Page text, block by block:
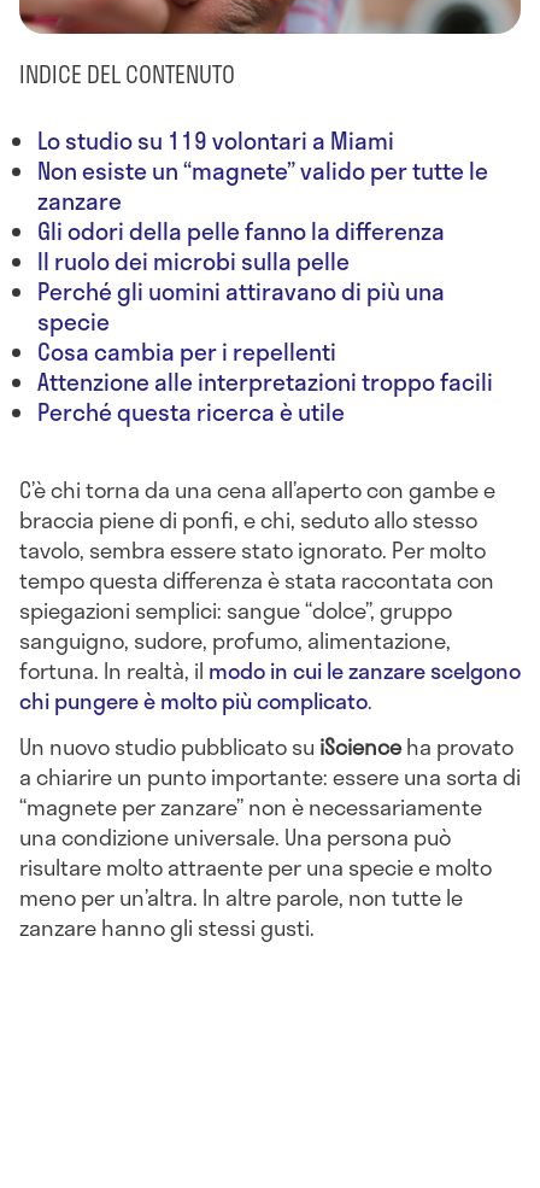
INDICE DEL CONTENUTO
Lo studio su 119 volontari a Miami
Non esiste un “magnete” valido per tutte le
zanzare
Gli odori della pelle fanno la differenza
Il ruolo dei microbi sulla pelle
Perché gli uomini attiravano di più una
specie
Cosa cambia per i repellenti
Attenzione alle interpretazioni troppo facili
Perché questa ricerca è utile
C’è chi torna da una cena all’aperto con gambe e
braccia piene di ponfi, e chi, seduto allo stesso
tavolo, sembra essere stato ignorato. Per molto
tempo questa differenza è stata raccontata con
spiegazioni semplici: sangue “dolce”, gruppo
sanguigno, sudore, profumo, alimentazione,
fortuna. In realtà, il modo in cui le zanzare scelgono
chi pungere è molto più complicato.
Un nuovo studio pubblicato su iScienceha provato
a chiarire un punto importante: essere una sorta di
“magnete per zanzare” non è necessariamente
una condizione universale. Una persona può
risultare molto attraente per una specie e molto
meno per un’altra. In altre parole, non tutte le
zanzare hanno gli stessi gusti.